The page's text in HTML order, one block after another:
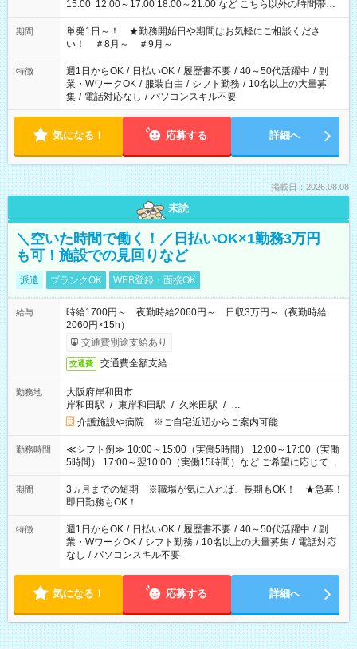
15:00 12:00～17:00 18:00～21:00 など こちら以外の時間帯も
お気軽にご相談ください！
期間
単発1日～！ ★勤務開始日や期間はお気軽にご相談くださ
い！ ＃8月～ ＃9月～
特徴 週1日からOK / 日払いOK / 履歴書不要 / 40～50代活躍中 / 副
業・WワークOK / 服装自由 / シフト勤務 / 10名以上の大量募
集 / 電話対応なし / パソコンスキル不要
気になる！ 応募する 詳細へ
掲載日：2026.08.08
未読
＼空いた時間で働く！／日払いOK×1勤務3万円
も可！施設での見回りなど
派遣 ブランクOK WEB登録・面接OK
給与
時給1700円～ 夜勤時給2060円～ 日収3万円～（夜勤時給
2060円×15h）
交通費別途支給あり
交通費 交通費全額支給
勤務地
大阪府岸和田市
岸和田駅 / 東岸和田駅 / 久米田駅 / …
介護施設や病院 ※ご自宅近辺からご案内可能
勤務時間
≪シフト例≫ 10:00～15:00（実働5時間） 12:00～17:00（実働
5時間） 17:00～翌10:00（実働15時間）など ご希望に応じて、
働く時間は調整できます！ お気軽に担当へ相談ください！
期間
3ヵ月までの短期 ※職場が気に入れば、長期もOK！ ★急募！
即日勤務もOK！
特徴 週1日からOK / 日払いOK / 履歴書不要 / 40～50代活躍中 / 副
業・WワークOK / シフト勤務 / 10名以上の大量募集 / 電話対応
なし / パソコンスキル不要
気になる！ 応募する 詳細へ